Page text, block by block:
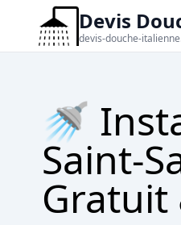
Devis
devis-douche-
🚿
Saint-
Gratuit